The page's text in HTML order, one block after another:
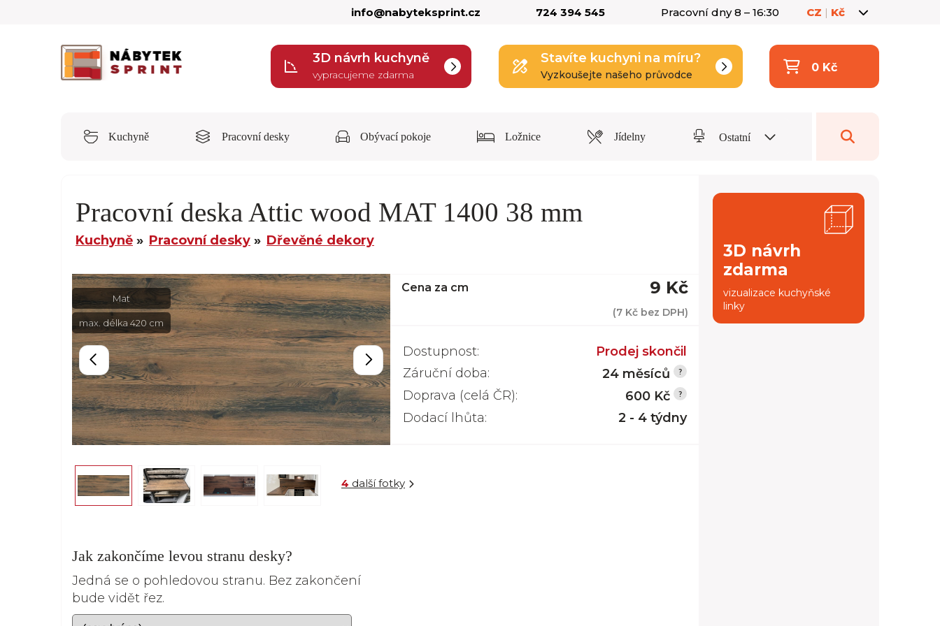
info@nabyteksprint.cz 724 394 545 Pracovní dny 8 – 16:30 CZ | Kč
3D návrh kuchyně
vypracujeme zdarma
Stavíte kuchyni na míru?
Vyzkoušejte našeho průvodce
0 Kč
Kuchyně Pracovní desky Obývací pokoje Ložnice Jídelny Ostatní
Pracovní deska Attic wood MAT 1400 38 mm
Kuchyně Pracovní desky Dřevěné dekory
Mat
max. délka 420 cm
Cena za cm 9 Kč
(7 Kč bez DPH)
Dostupnost:
Prodej skončil
Záruční doba:
24 měsíců
Doprava (celá ČR):
600 Kč
Dodací lhůta:
2 - 4 týdny
4 další fotky
Jak zakončíme levou stranu desky?
Jedná se o pohledovou stranu. Bez zakončení
bude vidět řez.
3D návrh
zdarma
vizualizace kuchyňské
linky